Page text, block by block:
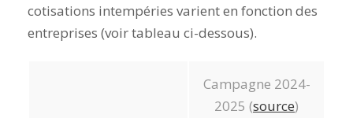
cotisations intempéries varient en fonction des
entreprises (voir tableau ci-dessous).
Campagne 2024-
2025 (source)